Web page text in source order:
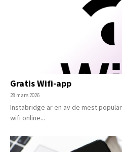
Gratis Wifi-app
28 mars 2026
Instabridge är en av de mest
wifi online...